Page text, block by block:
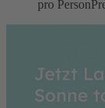
pro Person